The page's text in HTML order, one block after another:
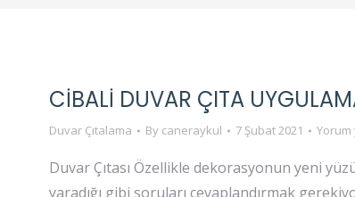
CIBALI DUVAR ÇITA
Duvar Çıtalama By caneraykul 7 Şubat 2021 Yorum
Duvar Çıtası Özellikle dekorasyonun yeni
yaradığı gibi soruları cevaplandırmak